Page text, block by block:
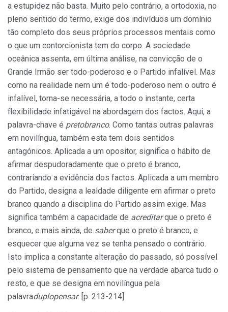
a estupidez não basta. Muito pelo contrário, a ortodoxia, no
pleno sentido do termo, exige dos indivíduos um domínio
tão completo dos seus próprios processos mentais como
o que um contorcionista tem do corpo. A sociedade
oceânica assenta, em última análise, na convicção de o
Grande Irmão ser todo-poderoso e o Partido infalível. Mas
como na realidade nem um é todo-poderoso nem o outro é
infalível, torna-se necessária, a todo o instante, certa
flexibilidade infatigável na abordagem dos factos. Aqui, a
palavra-chave é pretobranco. Como tantas outras palavras
em novilíngua, também esta tem dois sentidos
antagónicos. Aplicada a um opositor, significa o hábito de
afirmar despudoradamente que o preto é branco,
contrariando a evidência dos factos. Aplicada a um membro
do Partido, designa a lealdade diligente em afirmar o preto
branco quando a disciplina do Partido assim exige. Mas
significa também a capacidade de acreditarque o preto é
branco, e mais ainda, de saberque o preto é branco, e
esquecer que alguma vez se tenha pensado o contrário.
Isto implica a constante alteração do passado, só possível
pelo sistema de pensamento que na verdade abarca tudo o
resto, e que se designa em novilíngua pela
palavraduplopensar. [p. 213-214]